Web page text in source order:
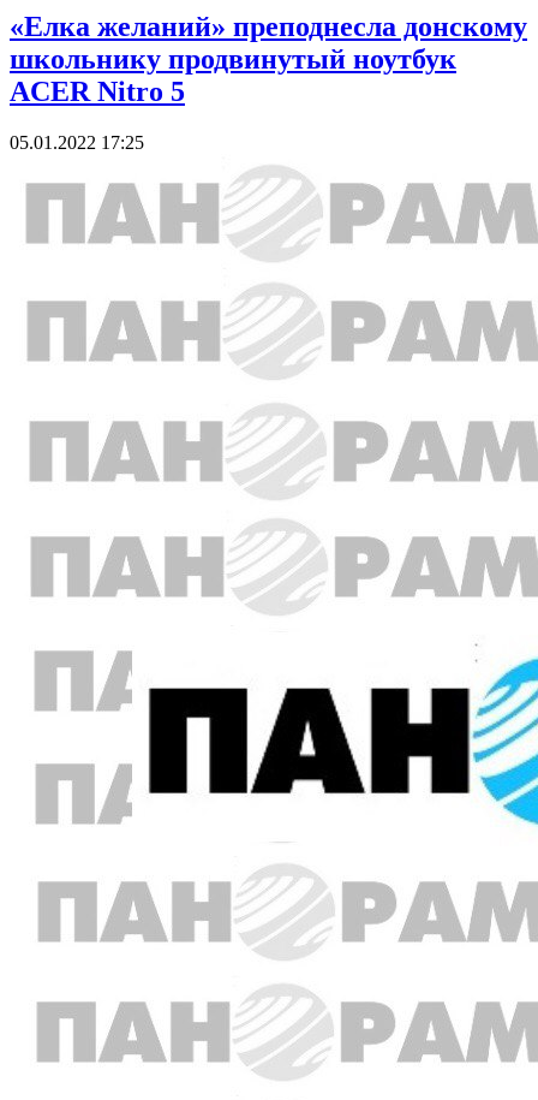
«Елка желаний» преподнесла донскому
школьнику продвинутый ноутбук
ACER Nitro 5
05.01.2022 17:25